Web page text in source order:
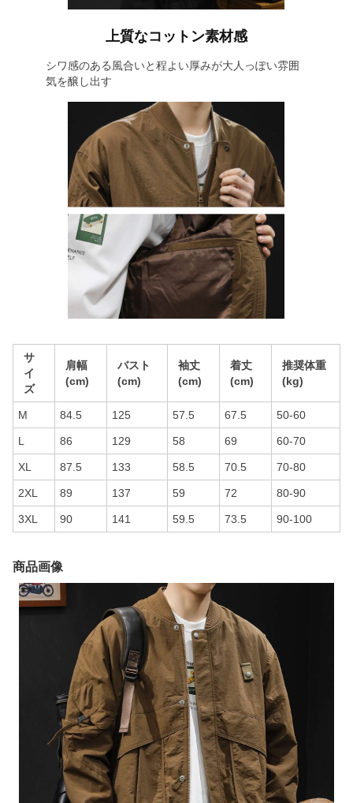
上質なコットン素材感
シワ感のある風合いと程よい厚みが大人っぽい雰囲
気を醸し出す
サ
イ
ズ
肩幅
(cm)
バスト
(cm)
袖丈
(cm)
着丈
(cm)
推奨体重
(kg)
M 84.5 125 57.5 67.5 50-60
L 86 129 58 69 60-70
XL 87.5 133 58.5 70.5 70-80
2XL 89 137 59 72 80-90
3XL 90 141 59.5 73.5 90-100
商品画像